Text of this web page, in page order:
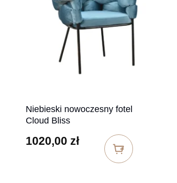
Niebieski nowoczesny fotel
Cloud Bliss
1020,00 zł